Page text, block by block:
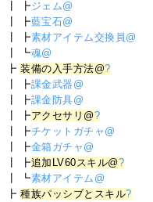
┃ ┣ジェム@
┃ ┣藍宝石@
┃ ┣素材アイテム交換員@
┃ ┗魂@
┣装備の入手方法@?
┃ ┣課金武器@
┃ ┣課金防具@
┃ ┣アクセサリ@?
┃ ┣チケットガチャ@
┃ ┣金箱ガチャ@
┃ ┣追加LV60スキル@?
┃ ┗素材アイテム@
┣種族パッシブとスキル?